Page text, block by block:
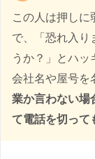
この人は押しに
で、「恐れ入り
うか？」とハッ
会社名や屋号を
業か言わない場
て電話を切って